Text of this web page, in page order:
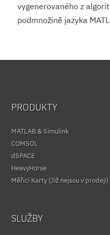
vygenerovaného z
podmnožině jazyka
PRODUKTY
MATLAB & Simulink
COMSOL
dSPACE
HeavyHorse
Měřicí Karty (Již nejsou v prodeji)
SLUŽBY